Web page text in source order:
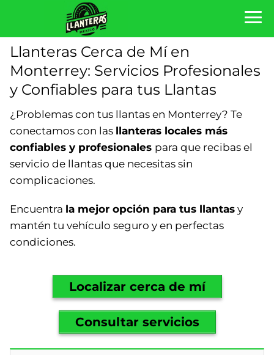
Llanteras Cerca de Mí en
Monterrey: Servicios Profesionales
y Confiables para tus Llantas
¿Problemas con tus llantas en Monterrey? Te
conectamos con las llanteras locales más
confiables y profesionales para que recibas el
servicio de llantas que necesitas sin
complicaciones.
Encuentra la mejor opción para tus llantas y
mantén tu vehículo seguro y en perfectas
condiciones.
Localizar cerca de mí
Consultar servicios